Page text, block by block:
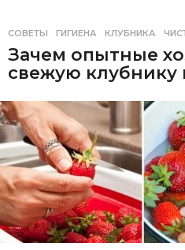
СОВЕТЫ ГИГИЕНА ,КЛУБНИКА ,
Зачем опытные
свежую клубнику